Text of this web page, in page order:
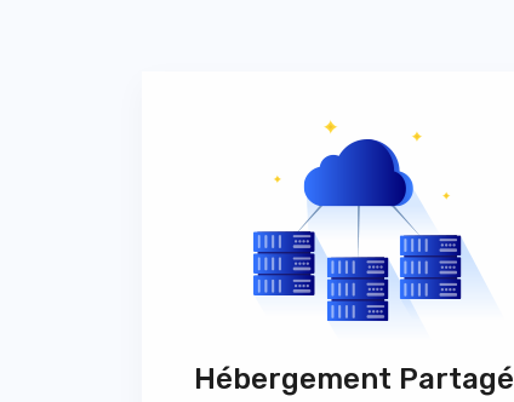
Hébergement Partagé